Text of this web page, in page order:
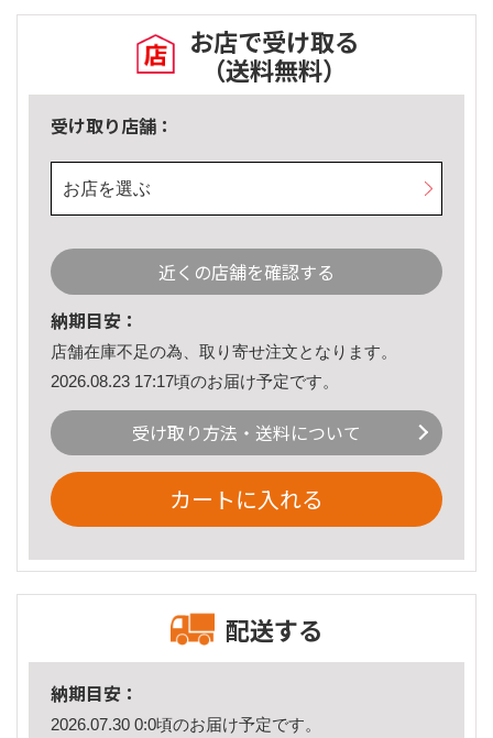
お店で受け取る
（送料無料）
受け取り店舗：
お店を選ぶ
近くの店舗を確認する
納期目安：
店舗在庫不足の為、取り寄せ注文となります。
2026.08.23 17:17頃のお届け予定です。
受け取り方法・送料について
カートに入れる
配送する
納期目安：
2026.07.30 0:0頃のお届け予定です。